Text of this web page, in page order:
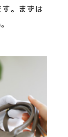
。まずは